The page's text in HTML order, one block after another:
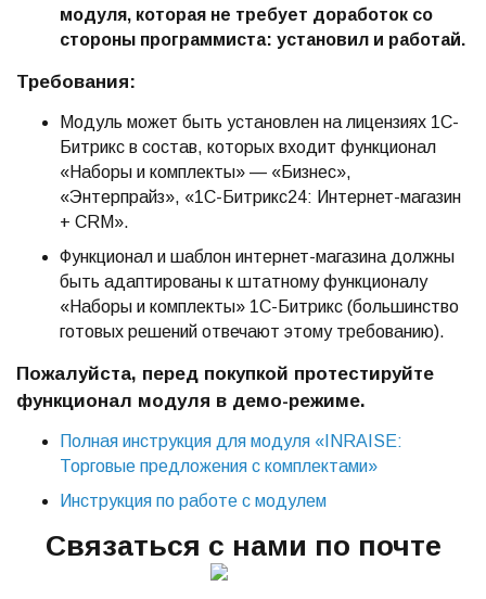
модуля, которая не требует доработок со
стороны программиста: установил и работай.
Требования:
Модуль может быть установлен на лицензиях 1С-
Битрикс в состав, которых входит функционал
«Наборы и комплекты» — «Бизнес»,
«Энтерпрайз», «1С-Битрикс24: Интернет-магазин
+ CRM».
Функционал и шаблон интернет-магазина должны
быть адаптированы к штатному функционалу
«Наборы и комплекты» 1С-Битрикс (большинство
готовых решений отвечают этому требованию).
Пожалуйста, перед покупкой протестируйте
функционал модуля в демо-режиме.
Полная инструкция для модуля « INRAISE:
Торговые предложения с комплектами»
Инструкция по работе с модулем
Связаться с нами по почте